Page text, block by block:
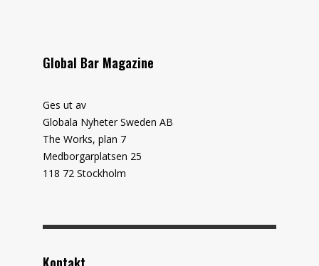
Global Bar Magazine
Ges ut av
Globala Nyheter Sweden AB
The Works, plan 7
Medborgarplatsen 25
118 72 Stockholm
Kontakt